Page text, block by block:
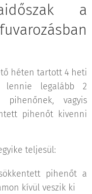
a
héten tartott 4 heti
lennie legalább 2
pihenőnek, vagyis
pihenőt kivenni
teljesül:
pihenőt a
kívül veszik ki